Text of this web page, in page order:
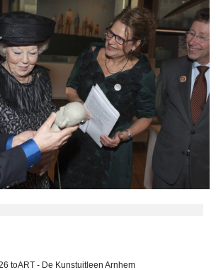
toART - De Kunstuitleen Arnhem